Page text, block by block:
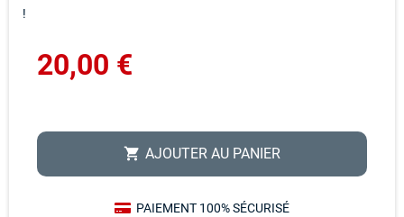
!
20,00 €
shopping_cart AJOUTER AU PANIER
PAIEMENT 100% SÉCURISÉ